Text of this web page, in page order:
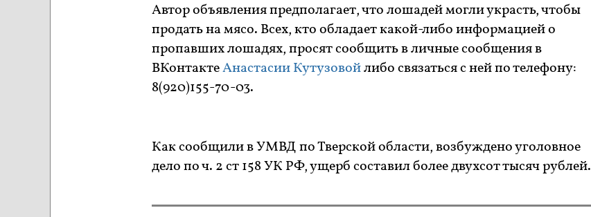
Автор объявления предполагает, что лошадей могли украсть, чтобы
продать на мясо. Всех, кто обладает какой-либо информацией о
пропавших лошадях, просят сообщить в личные сообщения в
ВКонтактеАнастасии Кутузовойлибо связаться с ней по телефону:
8(920)155-70-03.
Как сообщили в УМВД по Тверской области, возбуждено уголовное
дело по ч. 2 ст 158 УК РФ, ущерб составил более двухсот тысяч рублей.